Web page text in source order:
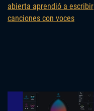
abierta aprendió a escribir
canciones con voces